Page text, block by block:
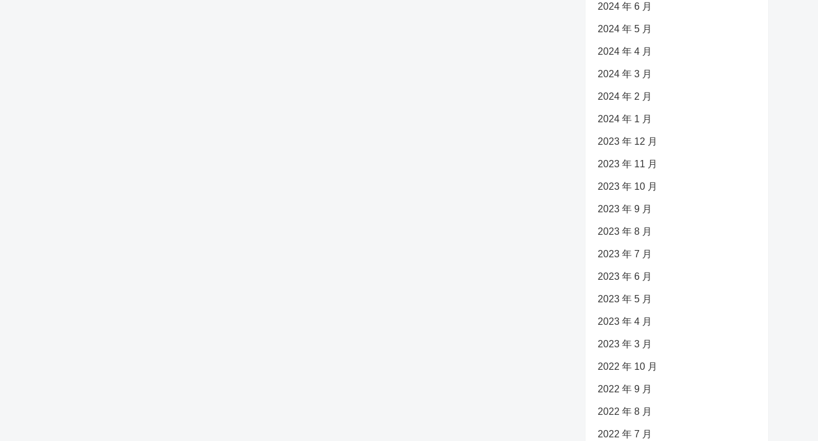
2024 年 6 月
2024 年 5 月
2024 年 4 月
2024 年 3 月
2024 年 2 月
2024 年 1 月
2023 年 12 月
2023 年 11 月
2023 年 10 月
2023 年 9 月
2023 年 8 月
2023 年 7 月
2023 年 6 月
2023 年 5 月
2023 年 4 月
2023 年 3 月
2022 年 10 月
2022 年 9 月
2022 年 8 月
2022 年 7 月